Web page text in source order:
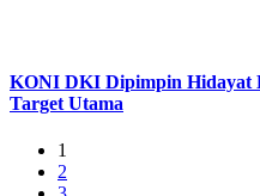
KONI DKI Dipimpin Hidayat
Target Utama
1
2